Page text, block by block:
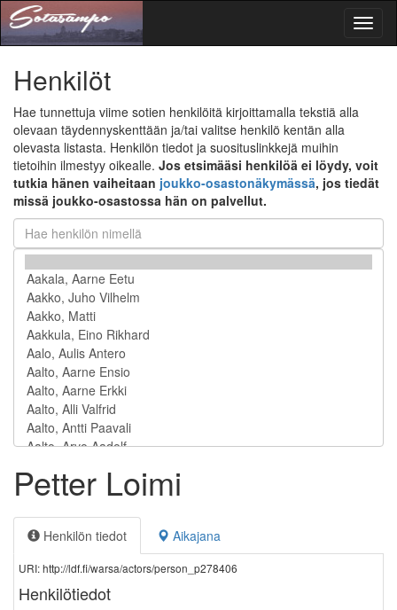
Henkilöt
Hae tunnettuja viime sotien henkilöitä kirjoittamalla tekstiä alla
olevaan täydennyskenttään ja/tai valitse henkilö kentän alla
olevasta listasta. Henkilön tiedot ja suosituslinkkejä muihin
tietoihin ilmestyy oikealle. Jos etsimääsi henkilöä ei löydy, voit
tutkia hänen vaiheitaan joukko-osastonäkymässä, jos tiedät
missä joukko-osastossa hän on palvellut.
Petter Loimi
Henkilön tiedot Aikajana
URI: http://ldf.fi/warsa/actors/person_p278406
Henkilötiedot